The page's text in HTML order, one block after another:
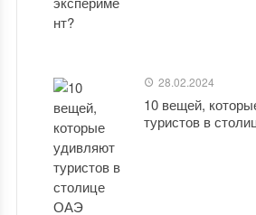
28.02.2024
10 вещей,
туристов в